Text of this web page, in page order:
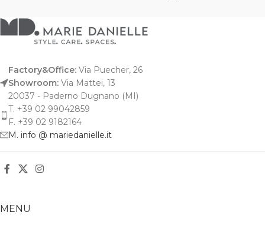
Factory&Office: Via Puecher, 26
Showroom: Via Mattei, 13
20037 - Paderno Dugnano (MI)
T. +39 02 99042859
F. +39 02 9182164
M. info @ mariedanielle.it
MENU